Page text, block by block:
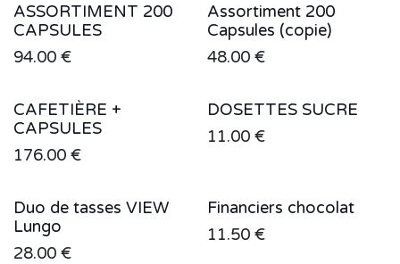
Sale
ASSORTIMENT 200
CAPSULES
94.00 €
Sale
Assortiment 200
Capsules (copie)
48.00€
CAFETIÈRE +
CAPSULES
176.00 €
Sale
DOSETTES SUCRE
11.00€
Sale
Duo de tasses VIEW
Lungo
28.00 €
Sale
Financiers chocolat
11.50€